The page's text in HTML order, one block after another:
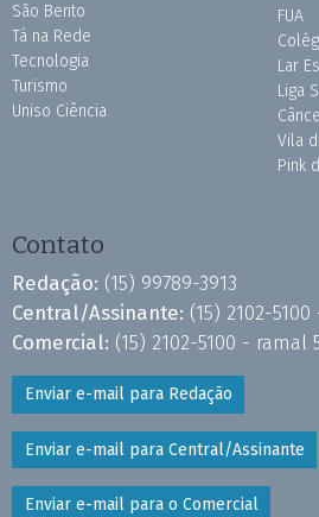
São Bento
Tá na Rede
Tecnologia
Turismo
Uniso Ciência
FUA
Lar
Liga
Vila
Pink
Contato
Redação: (15) 99789-3913
Central/Assinante: (15) 2102-
Comercial: (15) 2102-5100 - ramal
Enviar e-mail para Redação
Enviar e-mail para Central/Assinante
Enviar e-mail para o Comercial